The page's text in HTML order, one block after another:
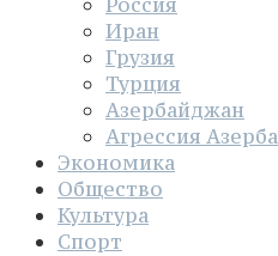
Иран
Грузия
Турция
Азербайджан
Агрессия
Экономика
Общество
Культура
Спорт